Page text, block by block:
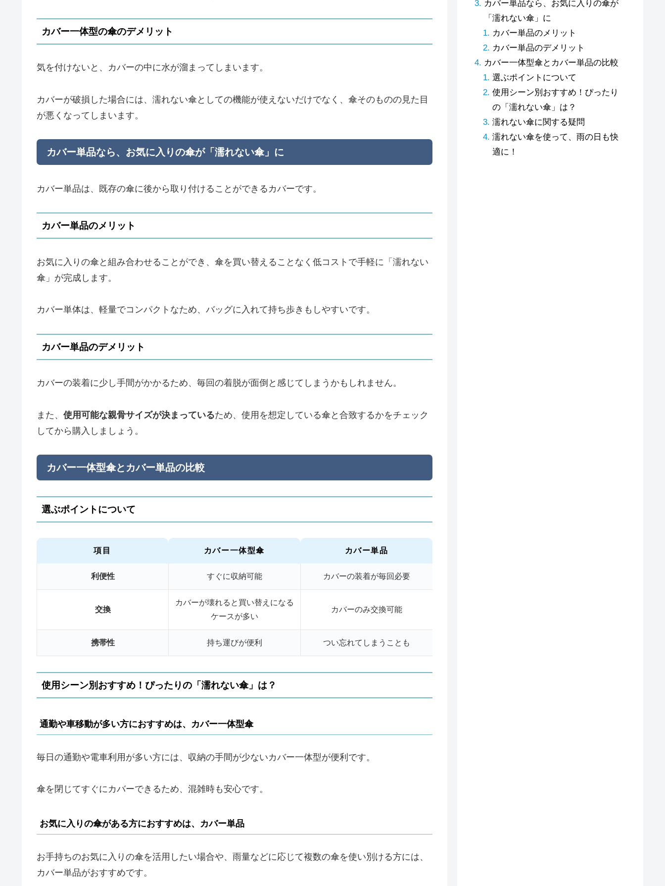
カバー一体型の傘のデメリット
気を付けないと、カバーの中に水が溜まってしまいます。
カバーが破損した場合には、濡れない傘としての機能が使えないだけでなく、傘そのものの見た目
が悪くなってしまいます。
カバー単品なら、お気に入りの傘が「濡れない傘」に
カバー単品は、既存の傘に後から取り付けることができるカバーです。
カバー単品のメリット
お気に入りの傘と組み合わせることができ、傘を買い替えることなく低コストで手軽に「濡れない
傘」が完成します。
カバー単体は、軽量でコンパクトなため、バッグに入れて持ち歩きもしやすいです。
カバー単品のデメリット
カバーの装着に少し手間がかかるため、毎回の着脱が面倒と感じてしまうかもしれません。
また、 使用可能な親骨サイズが決まっているため、使用を想定している傘と合致するかをチェック
してから購入しましょう。
カバー一体型傘とカバー単品の比較
選ぶポイントについて
項目 カバー一体型傘 カバー単品
利便性 すぐに収納可能 カバーの装着が毎回必要
交換
カバーが壊れると買い替えになる
ケースが多い
カバーのみ交換可能
携帯性 持ち運びが便利 つい忘れてしまうことも
使用シーン別おすすめ！ぴったりの「濡れない傘」は？
通勤や車移動が多い方におすすめは、カバー一体型傘
毎日の通勤や電車利用が多い方には、収納の手間が少ないカバー一体型が便利です。
傘を閉じてすぐにカバーできるため、混雑時も安心です。
お気に入りの傘がある方におすすめは、カバー単品
お手持ちのお気に入りの傘を活用したい場合や、雨量などに応じて複数の傘を使い別ける方には、
カバー単品がおすすめです。
カバー単品なら、お気に入りの傘が
「濡れない傘」に
カバー単品のメリット
カバー単品のデメリット
カバー一体型傘とカバー単品の比較
選ぶポイントについて
使用シーン別おすすめ！ぴったり
の「濡れない傘」は？
濡れない傘に関する疑問
濡れない傘を使って、雨の日も快
適に！